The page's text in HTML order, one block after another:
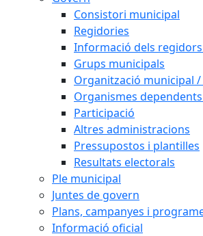
Consistori municipal
Regidories
Informació dels
Grups municipals
Organització municipal
Organismes
Participació
Altres administracions
Pressupostos i plantilles
Resultats electorals
Ple municipal
Juntes de govern
Plans, campanyes i
Informació oficial